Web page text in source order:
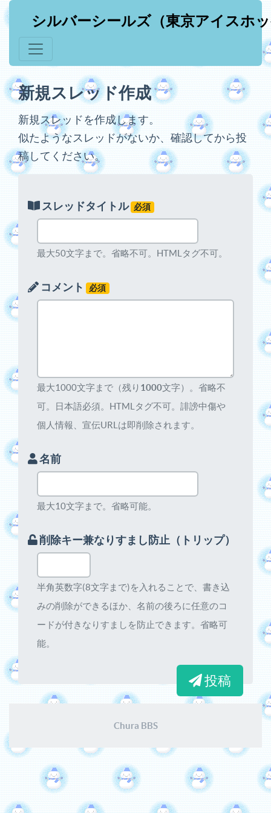
シルバーシールズ（東京アイスホ
新規スレッド作成
新規スレッドを作成します。
似たようなスレッドがないか、確認してから投
稿してください。
スレッドタイトル 必須
最大50文字まで。省略不可。HTMLタグ不可。
コメント 必須
最大1000文字まで（残り 1000文字）。省略不
可。日本語必須。HTMLタグ不可。誹謗中傷や
個人情報、宣伝URLは即削除されます。
名前
最大10文字まで。省略可能。
削除キー兼なりすまし防止（トリップ）
半角英数字(8文字まで)を入れることで、書き込
みの削除ができるほか、名前の後ろに任意のコ
ードが付きなりすましを防止できます。省略可
能。
投稿
Chura BBS